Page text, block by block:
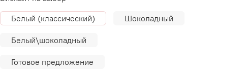
Белый (классический)
Шоколадный
Белый\шоколадный
Готовое предложение